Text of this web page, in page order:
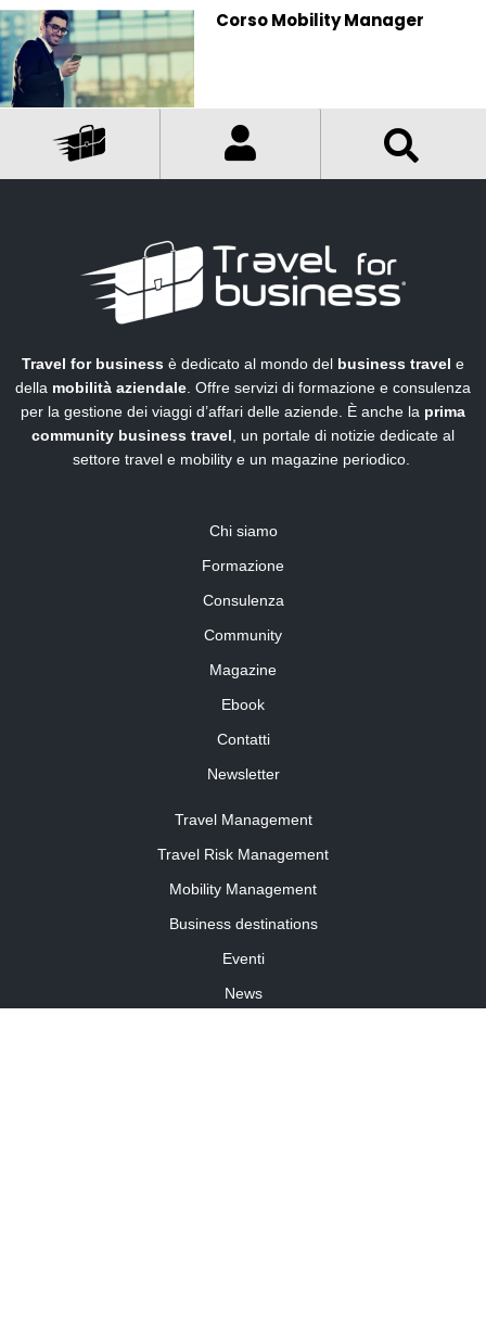
Corso Mobility Manager
Travel for business è dedicato al mondo del business travel e
della mobilità aziendale . Offre servizi di formazione e consulenza
per la gestione dei viaggi d’affari delle aziende. È anche la prima
community business travel , un portale di notizie dedicate al
settore travel e mobility e un magazine periodico.
Chi siamo
Formazione
Consulenza
Community
Magazine
Ebook
Contatti
Newsletter
Travel Management
Travel Risk Management
Mobility Management
Business destinations
Eventi
News